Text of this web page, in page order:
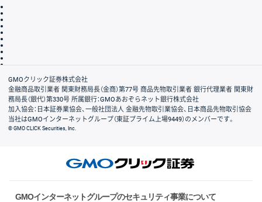
会社案内
GMOクリック証券株式会社
金融商品取引業者 関東財務局長（金商）第77号 商品先物取引業者 銀行代理業者 関東財
務局長（銀代）第330号 所属銀行：GMOあおぞらネット銀行株式会社
加入協会：日本証券業協会、一般社団法人 金融先物取引業協会、日本商品先物取引協会
当社はGMOインターネットグループ（東証プライム上場9449）のメンバーです。
© GMO CLICK Securities, Inc.
GMOインターネットグループのセキュリティ事業について